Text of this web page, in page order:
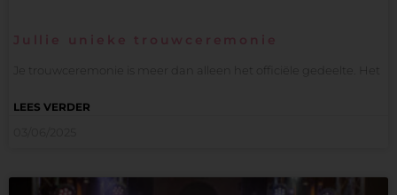
Jullie unieke trouwceremonie
Je trouwceremonie is meer dan alleen het officiële gedeelte. Het
LEES VERDER